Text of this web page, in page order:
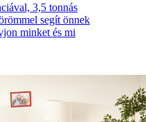
3,5 tonnás
segít önnek
minket és mi